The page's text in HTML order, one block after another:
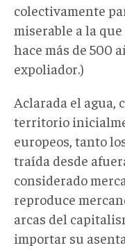
colectivamente
miserable a la
hace más de 500
expoliador.)
Aclarada el agua,
territorio
europeos, tanto
traída desde
considerado
reproduce
arcas del
importar su